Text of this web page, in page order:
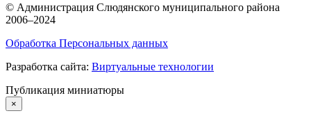
© Администрация Слюдянского муниципального района
2006–2024
Обработка Персональных данных
Разработка сайта: Виртуальные технологии
Публикация миниатюры
×